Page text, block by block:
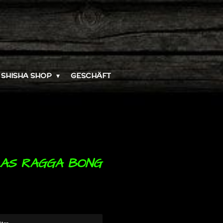
SHISHA SHOP
GESCHÄFT
RAGGA BONG